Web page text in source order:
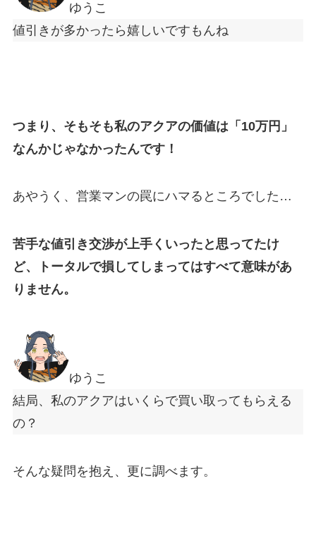
ゆうこ
値引きが多かったら嬉しいですもんね
つまり、そもそも私のアクアの価値は「10万円 」
なんかじゃなかったんです！
あやうく、営業マンの罠にハマるところでした…
苦手な値引き交渉が上手くいったと思ってたけ
ど、トータルで損してしまってはすべて意味があ
りません。
ゆうこ
結局、私のアクアはいくらで買い取ってもらえる
の？
そんな疑問を抱え、更に調べます。